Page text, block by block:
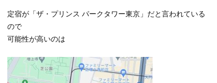
定宿が「ザ・プリンス パークタワー東京」だと言われている
ので
可能性が高いのは